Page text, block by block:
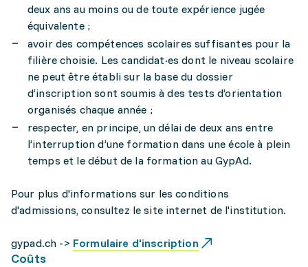
deux ans au moins ou de toute expérience jugée
équivalente ;
avoir des compétences scolaires suffisantes pour la
filière choisie. Les candidat·es dont le niveau scolaire
ne peut être établi sur la base du dossier
d’inscription sont soumis à des tests d’orientation
organisés chaque année ;
respecter, en principe, un délai de deux ans entre
l’interruption d’une formation dans une école à plein
temps et le début de la formation au GypAd.
Pour plus d'informations sur les conditions
d'admissions, consultez le site internet de l'institution.
gypad.ch -> Formulaire d'inscription
Coûts